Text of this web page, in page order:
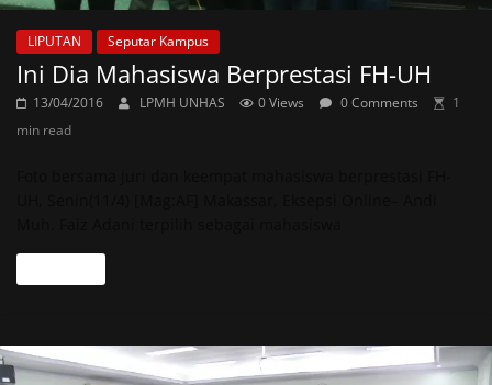
LIPUTAN Seputar Kampus
Ini Dia Mahasiswa Berprestasi FH-UH
13/04/2016 LPMH UNHAS 0 Views 0 Comments
1
min read